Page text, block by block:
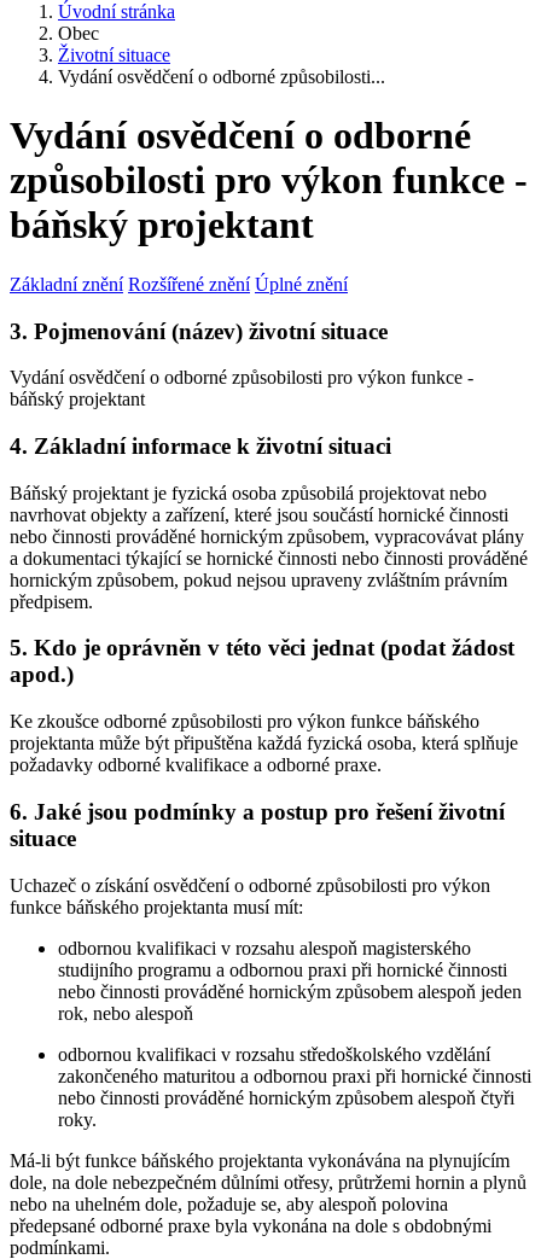
Úvodní stránka
Obec
Životní situace
Vydání osvědčení o odborné způsobilosti...
Vydání osvědčení o odborné
způsobilosti pro výkon funkce -
báňský projektant
Základní znění Rozšířené znění Úplné znění
3. Pojmenování (název) životní situace
Vydání osvědčení o odborné způsobilosti pro výkon funkce -
báňský projektant
4. Základní informace k životní situaci
Báňský projektant je fyzická osoba způsobilá projektovat nebo
navrhovat objekty a zařízení, které jsou součástí hornické činnosti
nebo činnosti prováděné hornickým způsobem, vypracovávat plány
a dokumentaci týkající se hornické činnosti nebo činnosti prováděné
hornickým způsobem, pokud nejsou upraveny zvláštním právním
předpisem.
5. Kdo je oprávněn v této věci jednat (podat žádost
apod.)
Ke zkoušce odborné způsobilosti pro výkon funkce báňského
projektanta může být připuštěna každá fyzická osoba, která splňuje
požadavky odborné kvalifikace a odborné praxe.
6. Jaké jsou podmínky a postup pro řešení životní
situace
Uchazeč o získání osvědčení o odborné způsobilosti pro výkon
funkce báňského projektanta musí mít:
odbornou kvalifikaci v rozsahu alespoň magisterského
studijního programu a odbornou praxi při hornické činnosti
nebo činnosti prováděné hornickým způsobem alespoň jeden
rok, nebo alespoň
odbornou kvalifikaci v rozsahu středoškolského vzdělání
zakončeného maturitou a odbornou praxi při hornické činnosti
nebo činnosti prováděné hornickým způsobem alespoň čtyři
roky.
Má-li být funkce báňského projektanta vykonávána na plynujícím
dole, na dole nebezpečném důlními otřesy, průtržemi hornin a plynů
nebo na uhelném dole, požaduje se, aby alespoň polovina
předepsané odborné praxe byla vykonána na dole s obdobnými
podmínkami.